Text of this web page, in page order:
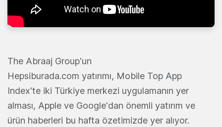
The Abraaj Group'un
Hepsiburada.com yatırımı, Mobile Top App
Index'te iki Türkiye merkezi uygulamanın yer
alması, Apple ve Google'dan önemli yatırım ve
ürün haberleri bu hafta özetimizde yer alıyor.